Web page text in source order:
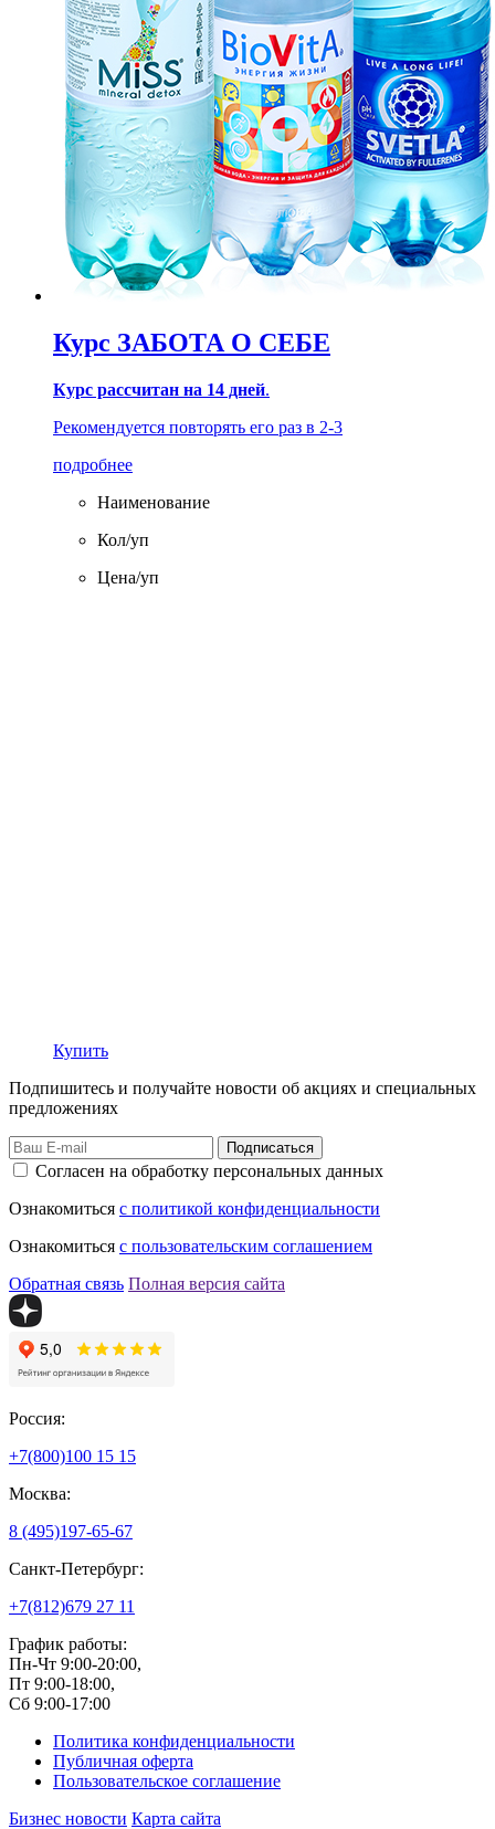
Курс ЗАБОТА О СЕБЕ
Курс рассчитан на 14 дней.
Рекомендуется повторять его раз в 2-3
подробнее
Наименование
Кол/уп
Цена/уп
Купить
Подпишитесь и получайте новости об акциях и специальных
предложениях
Подписаться
Согласен на обработку персональных данных
Ознакомиться с политикой конфиденциальности
Ознакомиться с пользовательским соглашением
Обратная связь Полная версия сайта
Россия:
+7(800)100 15 15
Москва:
8 (495)197-65-67
Санкт-Петербург:
+7(812)679 27 11
График работы:
Пн-Чт 9:00-20:00,
Пт 9:00-18:00,
Сб 9:00-17:00
Политика конфиденциальности
Публичная оферта
Пользовательское соглашение
Бизнес новости Карта сайта